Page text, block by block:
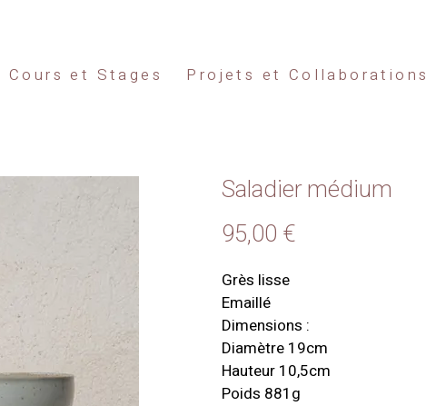
Cours et Stages Projets et Collaborations
Saladier médium
95,00 €
Grès lisse
Emaillé
Dimensions :
Diamètre 19cm
Hauteur 10,5cm
Poids 881g